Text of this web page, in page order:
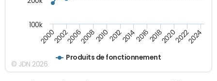
Produits de fonctionnement
200020022006200820102012201420162018202020222024
100k
© JDN 2026